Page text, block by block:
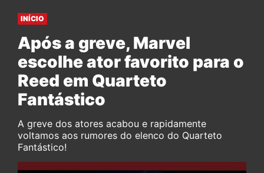
INÍCIO
Após a greve, Marvel
escolhe ator favorito para o
Reed em Quarteto
Fantástico
A greve dos atores acabou e rapidamente
voltamos aos rumores do elenco do Quarteto
Fantástico!